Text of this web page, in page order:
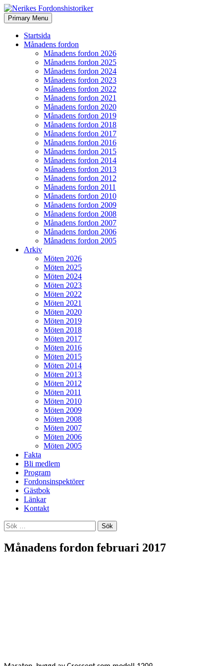
Nerikes Fordonshistoriker
Search
Primary Menu Skip
to
Startsida
Månadens fordon
Månadens fordon 2026
Månadens fordon 2025
Månadens fordon 2024
Månadens fordon 2023
Månadens fordon 2022
Månadens fordon 2021
Månadens fordon 2020
Månadens fordon 2019
Månadens fordon 2018
Månadens fordon 2017
Månadens fordon 2016
Månadens fordon 2015
Månadens fordon 2014
Månadens fordon 2013
Månadens fordon 2012
Månadens fordon 2011
Månadens fordon 2010
Månadens fordon 2009
Månadens fordon 2008
Månadens fordon 2007
Månadens fordon 2006
Månadens fordon 2005
Arkiv
Möten 2026
Möten 2025
Möten 2024
Möten 2023
Möten 2022
Möten 2021
Möten 2020
Möten 2019
Möten 2018
Möten 2017
Möten 2016
Möten 2015
Möten 2014
Möten 2013
Möten 2012
Möten 2011
Möten 2010
Möten 2009
Möten 2008
Möten 2007
Möten 2006
Möten 2005
Fakta
Bli medlem
Program
Fordonsinspektörer
Gästbok
Länkar
Kontakt
Sök
efter:
Månadens fordon februari 2017